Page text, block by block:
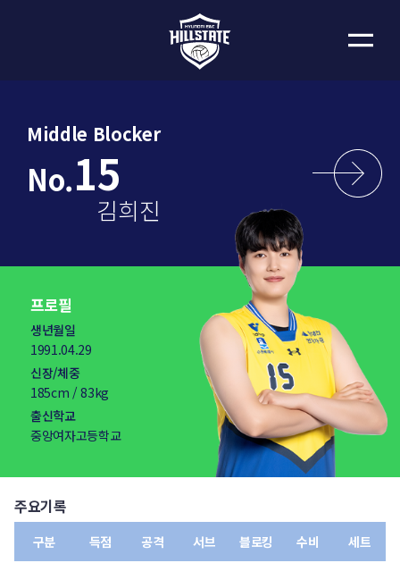
Middle Blocker
No.15
김희진
프로필
생년월일
1991.04.29
신장/체중
185cm / 83kg
출신학교
중앙여자고등학교
주요기록
구분 득점 공격 서브 블로킹 수비 세트